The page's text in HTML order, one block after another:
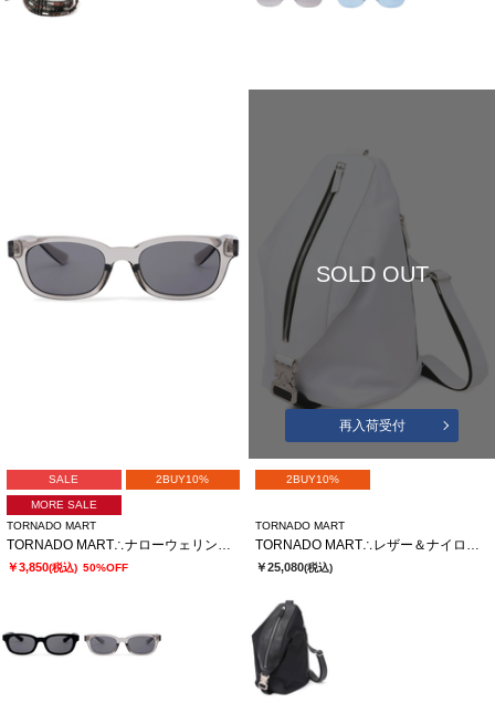
SALE 2BUY10%
MORE SALE
TORNADO MART
TORNADO MART∴ナローウェリントンサングラス
￥3,850(税込) 50%OFF
SOLD OUT
再入荷受付
2BUY10%
TORNADO MART
TORNADO MART∴レザー＆ナイロンフォルデッドワンショルダーBAG
￥25,080(税込)